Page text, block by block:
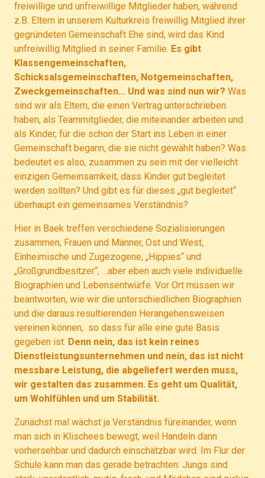
freiwillige und unfreiwillige Mitglieder haben, während
z.B. Eltern in unserem Kulturkreis freiwillig Mitglied ihrer
gegründeten Gemeinschaft Ehe sind, wird das Kind
unfreiwillig Mitglied in seiner Familie. Es gibt
Klassengemeinschaften,
Schicksalsgemeinschaften, Notgemeinschaften,
Zweckgemeinschaften… Und was sind nun wir? Was
sind wir als Eltern, die einen Vertrag unterschrieben
haben, als Teammitglieder, die miteinander arbeiten und
als Kinder, für die schon der Start ins Leben in einer
Gemeinschaft begann, die sie nicht gewählt haben? Was
bedeutet es also, zusammen zu sein mit der vielleicht
einzigen Gemeinsamkeit, dass Kinder gut begleitet
werden sollten? Und gibt es für dieses „gut begleitet“
überhaupt ein gemeinsames Verständnis?
Hier in Baek treffen verschiedene Sozialisierungen
zusammen, Frauen und Männer, Ost und West,
Einheimische und Zugezogene, „Hippies“ und
„Großgrundbesitzer“, …aber eben auch viele individuelle
Biographien und Lebensentwürfe. Vor Ort müssen wir
beantworten, wie wir die unterschiedlichen Biographien
und die daraus resultierenden Herangehensweisen
vereinen können, so dass für alle eine gute Basis
gegeben ist. Denn nein, das ist kein reines
Dienstleistungsunternehmen und nein, das ist nicht
messbare Leistung, die abgeliefert werden muss,
wir gestalten das zusammen. Es geht um Qualität,
um Wohlfühlen und um Stabilität.
Zunächst mal wächst ja Verständnis füreinander, wenn
man sich in Klischees bewegt, weil Handeln dann
vorhersehbar und dadurch einschätzbar wird. Im Flur der
Schule kann man das gerade betrachten: Jungs sind